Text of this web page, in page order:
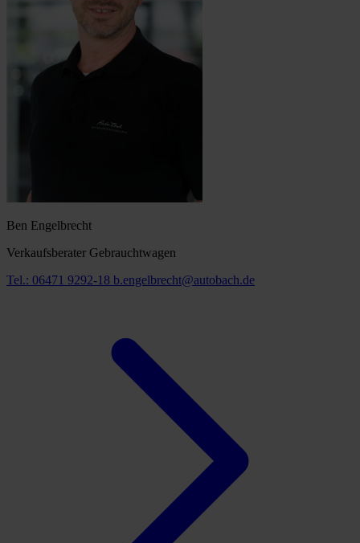
Ben Engelbrecht
Verkaufsberater Gebrauchtwagen
Tel.: 06471 9292-18 b.engelbrecht@autobach.de